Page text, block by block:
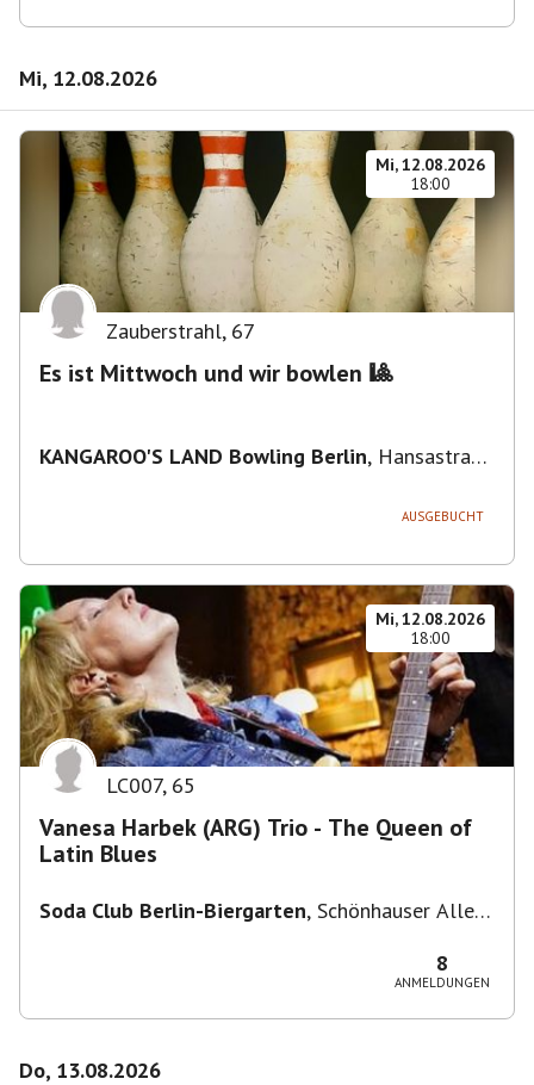
Mi, 12.08.2026
Mi, 12.08.2026
18:00
Zauberstrahl, 67
Es ist Mittwoch und wir bowlen 🎱
KANGAROO'S LAND Bowling Berlin, Hansastraße
AUSGEBUCHT
Mi, 12.08.2026
18:00
LC007, 65
Vanesa Harbek (ARG) Trio - The Queen of
Latin Blues
Soda Club Berlin-Biergarten, Schönhauser Allee
8
ANMELDUNGEN
Do, 13.08.2026